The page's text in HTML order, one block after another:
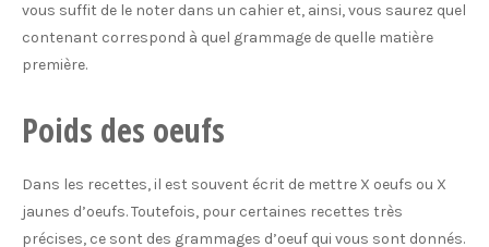
vous suffit de le noter dans un cahier et, ainsi, vous saurez quel
contenant correspond à quel grammage de quelle matière
première.
Poids des oeufs
Dans les recettes, il est souvent écrit de mettre X oeufs ou X
jaunes d’oeufs. Toutefois, pour certaines recettes très
précises, ce sont des grammages d’oeuf qui vous sont donnés.